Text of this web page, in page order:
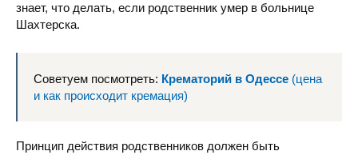
знает, что делать, если родственник умер в больнице
Шахтерска.
Советуем посмотреть: Крематорий в Одессе (цена
и как происходит кремация)
Принцип действия родственников должен быть